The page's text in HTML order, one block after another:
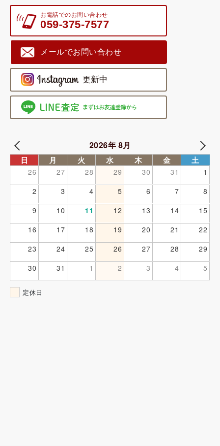
お電話でのお問い合わせ
059-375-7577
メールでお問い合わせ
2026年 8月
日 月 火 水 木 金 土
26 27 28 29 30 31
1
2
3 4 5 6 7
8
9
10 11 12 13 14
15
16
17 18 19 20 21
22
23
24 25 26 27 28
29
30
31 1 2 3 4 5
定休日